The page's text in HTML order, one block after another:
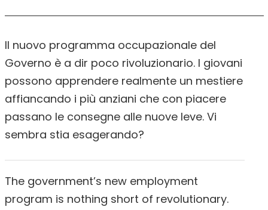
Il nuovo programma occupazionale del
Governo è a dir poco rivoluzionario. I giovani
possono apprendere realmente un mestiere
affiancando i più anziani che con piacere
passano le consegne alle nuove leve. Vi
sembra stia esagerando?
The government’s new employment
program is nothing short of revolutionary.